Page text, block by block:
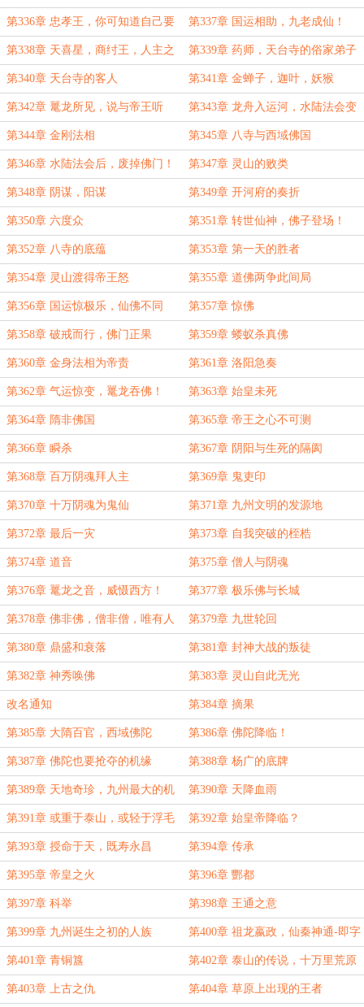
冤魂压棺！
第336章 忠孝王，你可知道自己要
死了？
第337章 国运相助，九老成仙！
第338章 天喜星，商纣王，人主之
女
第339章 药师，天台寺的俗家弟子
第340章 天台寺的客人 第341章 金蝉子，迦叶，妖猴
第342章 鼍龙所见，说与帝王听 第343章 龙舟入运河，水陆法会变
数
第344章 金刚法相 第345章 八寺与西域佛国
第346章 水陆法会后，废掉佛门！ 第347章 灵山的败类
第348章 阴谋，阳谋 第349章 开河府的奏折
第350章 六度众 第351章 转世仙神，佛子登场！
第352章 八寺的底蕴 第353章 第一天的胜者
第354章 灵山渡得帝王怒 第355章 道佛两争此间局
第356章 国运惊极乐，仙佛不同
心！
第357章 惊佛
第358章 破戒而行，佛门正果 第359章 蝼蚁杀真佛
第360章 金身法相为帝责 第361章 洛阳急奏
第362章 气运惊变，鼍龙吞佛！ 第363章 始皇未死
第364章 隋非佛国 第365章 帝王之心不可测
第366章 瞬杀 第367章 阴阳与生死的隔阂
第368章 百万阴魂拜人主 第369章 鬼吏印
第370章 十万阴魂为鬼仙 第371章 九州文明的发源地
第372章 最后一灾 第373章 自我突破的桎梏
第374章 道音 第375章 僧人与阴魂
第376章 鼍龙之音，威慑西方！ 第377章 极乐佛与长城
第378章 佛非佛，僧非僧，唯有人 第379章 九世轮回
第380章 鼎盛和衰落 第381章 封神大战的叛徒
第382章 神秀唤佛 第383章 灵山自此无光
改名通知 第384章 摘果
第385章 大隋百官，西域佛陀 第386章 佛陀降临！
第387章 佛陀也要抢夺的机缘 第388章 杨广的底牌
第389章 天地奇珍，九州最大的机
缘
第390章 天降血雨
第391章 或重于泰山，或轻于浮毛 第392章 始皇帝降临？
第393章 授命于天，既寿永昌 第394章 传承
第395章 帝皇之火 第396章 酆都
第397章 科举 第398章 王通之意
第399章 九州诞生之初的人族 第400章 祖龙嬴政，仙秦神通-即字
法！
第401章 青铜簋 第402章 泰山的传说，十万里荒原
之劫
第403章 上古之仇 第404章 草原上出现的王者